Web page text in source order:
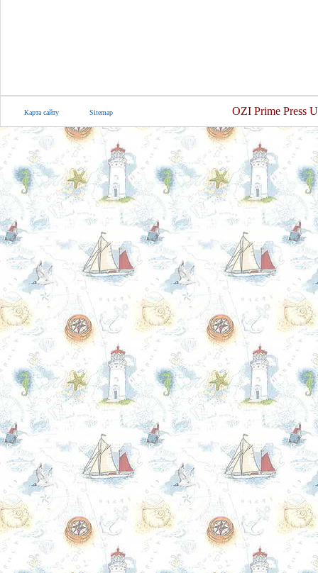
Карта сайту Sitemap OZI Prime Press